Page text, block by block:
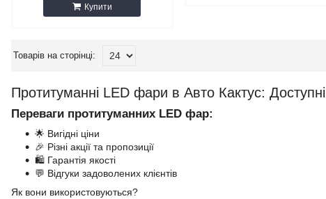
Купити
Протитуманні LED фари в Авто Кактус:
Переваги протитуманних LED фар:
🌟 Вигідні ціни
🎉 Різні акції та пропозиції
🛍️ Гарантія якості
💬 Відгуки задоволених клієнтів
Як вони використовуються?